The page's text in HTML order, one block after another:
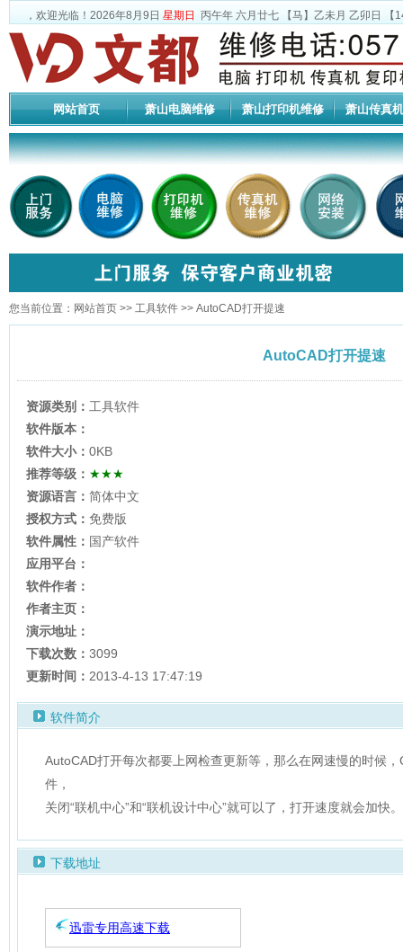
，欢迎光临！ 2026年8月9日 星期日 丙午年 六月廿七 【马】乙未月 乙卯日 【
网站首页 萧山电脑维修 萧山打印机维修 萧山传真
您当前位置： 网站首页 >> 工具软件 >> AutoCAD打开提速
AutoCAD打开提速
资源类别： 工具软件
软件版本：
软件大小： 0KB
推荐等级： ★★★
资源语言： 简体中文
授权方式： 免费版
软件属性： 国产软件
应用平台：
软件作者：
作者主页：
演示地址：
下载次数： 3099
更新时间： 2013-4-13 17:47:19
软件简介
AutoCAD打开每次都要上网检查更新等，那么在网速慢的时候
件，
关闭“联机中心”和“联机设计中心”就可以了，打开速度就会加快。
下载地址
迅雷专用高速下载